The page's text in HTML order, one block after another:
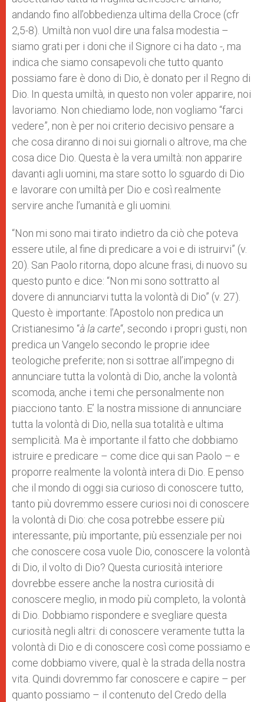
andando fino all’obbedienza ultima della Croce (cfr
2,5-8). Umiltà non vuol dire una falsa modestia –
siamo grati per i doni che il Signore ci ha dato -, ma
indica che siamo consapevoli che tutto quanto
possiamo fare è dono di Dio, è donato per il Regno di
Dio. In questa umiltà, in questo non voler apparire, noi
lavoriamo. Non chiediamo lode, non vogliamo “farci
vedere”, non è per noi criterio decisivo pensare a
che cosa diranno di noi sui giornali o altrove, ma che
cosa dice Dio. Questa è la vera umiltà: non apparire
davanti agli uomini, ma stare sotto lo sguardo di Dio
e lavorare con umiltà per Dio e così realmente
servire anche l’umanità e gli uomini.
“Non mi sono mai tirato indietro da ciò che poteva
essere utile, al fine di predicare a voi e di istruirvi” (v.
20). San Paolo ritorna, dopo alcune frasi, di nuovo su
questo punto e dice: “Non mi sono sottratto al
dovere di annunciarvi tutta la volontà di Dio” (v. 27).
Questo è importante: l’Apostolo non predica un
Cristianesimo “à la carte“, secondo i propri gusti, non
predica un Vangelo secondo le proprie idee
teologiche preferite; non si sottrae all’impegno di
annunciare tutta la volontà di Dio, anche la volontà
scomoda, anche i temi che personalmente non
piacciono tanto. E’ la nostra missione di annunciare
tutta la volontà di Dio, nella sua totalità e ultima
semplicità. Ma è importante il fatto che dobbiamo
istruire e predicare – come dice qui san Paolo – e
proporre realmente la volontà intera di Dio. E penso
che il mondo di oggi sia curioso di conoscere tutto,
tanto più dovremmo essere curiosi noi di conoscere
la volontà di Dio: che cosa potrebbe essere più
interessante, più importante, più essenziale per noi
che conoscere cosa vuole Dio, conoscere la volontà
di Dio, il volto di Dio? Questa curiosità interiore
dovrebbe essere anche la nostra curiosità di
conoscere meglio, in modo più completo, la volontà
di Dio. Dobbiamo rispondere e svegliare questa
curiosità negli altri: di conoscere veramente tutta la
volontà di Dio e di conoscere così come possiamo e
come dobbiamo vivere, qual è la strada della nostra
vita. Quindi dovremmo far conoscere e capire – per
quanto possiamo – il contenuto del Credo della